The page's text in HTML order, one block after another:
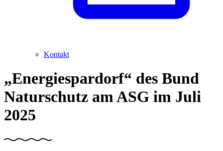
Kontakt
„Energiespardorf“ des Bund
Naturschutz am ASG im Juli
2025